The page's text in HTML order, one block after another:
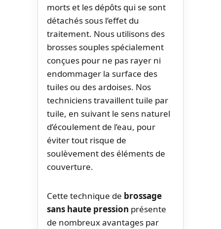
morts et les dépôts qui se sont
détachés sous l’effet du
traitement. Nous utilisons des
brosses souples spécialement
conçues pour ne pas rayer ni
endommager la surface des
tuiles ou des ardoises. Nos
techniciens travaillent tuile par
tuile, en suivant le sens naturel
d’écoulement de l’eau, pour
éviter tout risque de
soulèvement des éléments de
couverture.
Cette technique de brossage
sans haute pression présente
de nombreux avantages par